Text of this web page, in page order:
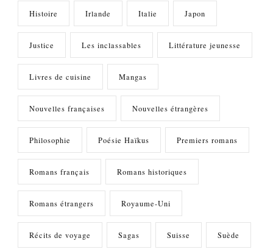
Histoire Irlande Italie Japon
Justice Les inclassables Littérature jeunesse
Livres de cuisine Mangas
Nouvelles françaises Nouvelles étrangères
Philosophie Poésie Haïkus Premiers romans
Romans français Romans historiques
Romans étrangers Royaume-Uni
Récits de voyage Sagas Suisse Suède